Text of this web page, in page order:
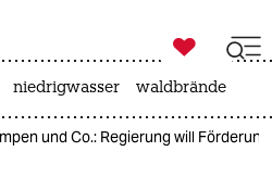
ich
ich

taz zahl ich
niedrigwasser waldbrände
und Co.: Regierung will